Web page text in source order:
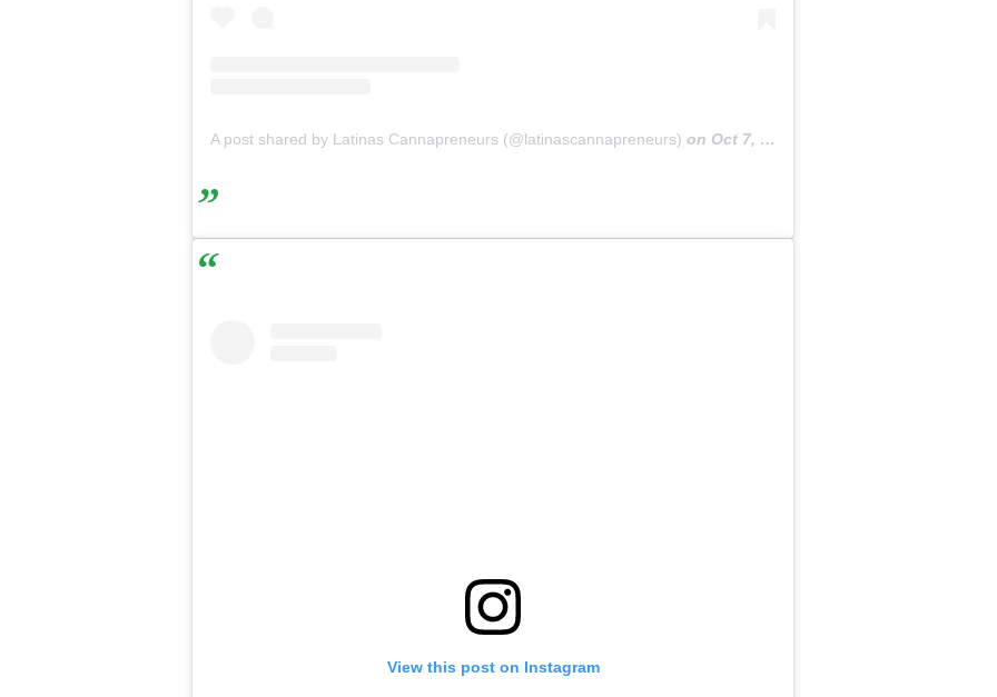
A post shared by Latinas Cannapreneurs (@latinascannapreneurs) on Oct 7, 2020 at 10:35am PDT
View this post on Instagram